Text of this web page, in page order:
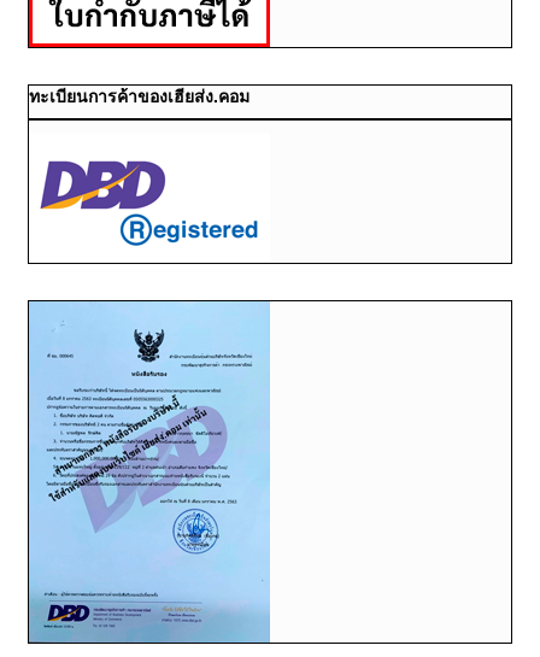
ทะเบียนการค้าของเฮียส่ง.คอม